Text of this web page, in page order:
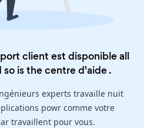
client est disponible all
so is thecentre d'aide.
experts travaille nuit
powr comme votre
travaillent pour vous.